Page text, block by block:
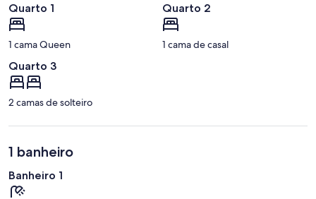
Quarto 1
1 cama Queen
Quarto 2
1 cama de casal
Quarto 3
2 camas de solteiro
1 banheiro
Banheiro 1